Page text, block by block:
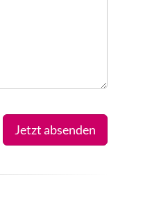
Jetzt absenden